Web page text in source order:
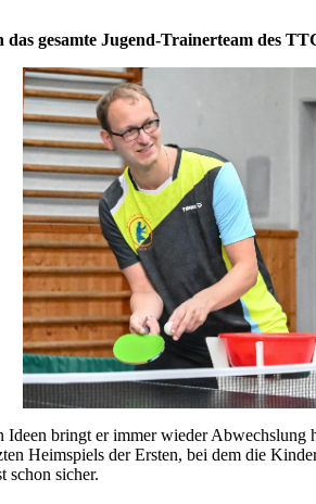
das gesamte Jugend-Trainerteam des
Ideen bringt er immer wieder
Heimspiels der Ersten, bei dem die
schon sicher.